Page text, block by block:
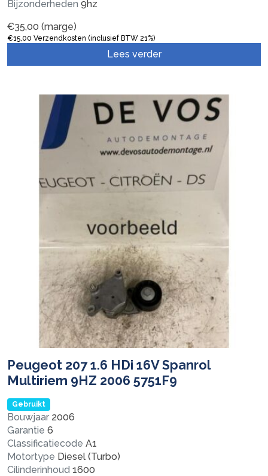
Bijzonderheden 9hz
€35,00 (marge)
€15,00 Verzendkosten (inclusief BTW 21%)
Lees verder
Peugeot 207 1.6 HDi 16V Spanrol
Multiriem 9HZ 2006 5751F9
Gebruikt
Bouwjaar 2006
Garantie 6
Classificatiecode A1
Motortype Diesel (Turbo)
Cilinderinhoud 1600